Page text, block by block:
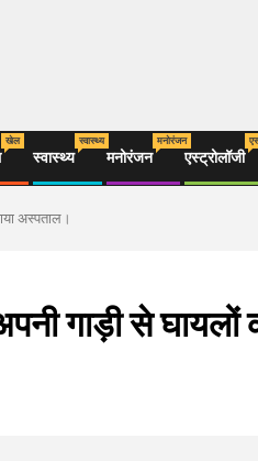
खेल
स्वास्थ्य
स्वास्थ्य
मनोरंजन
मनोरंजन
एस्ट्रोलॉजी
अस्पताल।
गाड़ी से घायलों